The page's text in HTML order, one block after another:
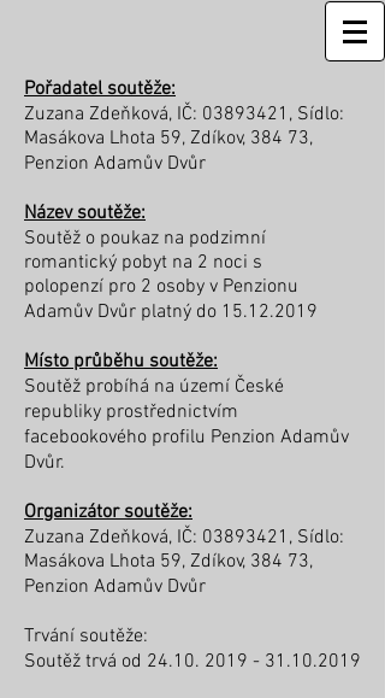
Pořadatel soutěže:
Zuzana Zdeňková, IČ: 03893421 , Sídlo:
Masákova Lhota 59, Zdíkov, 384 73,
Penzion Adamův Dvůr
Název soutěže:
Soutěž o poukaz na podzimní
romantický pobyt na 2 noci s
polopenzí pro 2 osoby v Penzionu
Adamův Dvůr platný do 15.12.2019
Místo průběhu soutěže:
Soutěž probíhá na území České
republiky prostřednictvím
facebookového profilu Penzion Adamův
Dvůr.
Organizátor soutěže:
Zuzana Zdeňková, IČ: 03893421 , Sídlo:
Masákova Lhota 59, Zdíkov, 384 73,
Penzion Adamův Dvůr
Trvání soutěže:
Soutěž trvá od 24.10. 2019 - 31.10.2019